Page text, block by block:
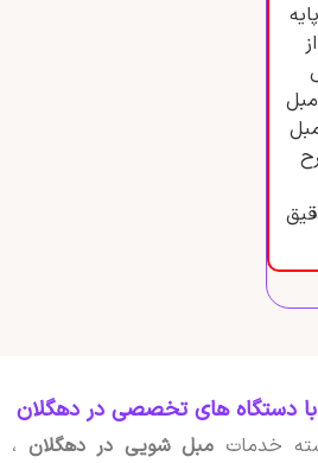
دستگاه‌ های تخصصی در دهگلان
خدمات مبل شویی در دهگلان